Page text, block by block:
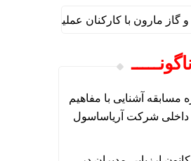
با کارکنان عملیاتی
مسابقه آشنایی با مفاهیم
داخلی شرکت آریاساسول